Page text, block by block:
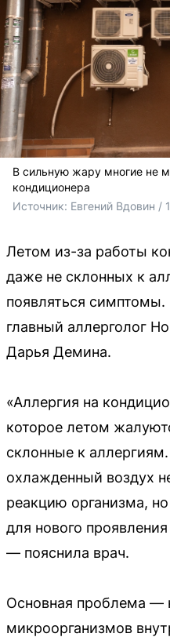
В сильную жару многие не
кондиционера
Источник: Евгений Вдовин /
Летом из-за работы
даже не склонных к
появляться
главный аллерголог
Дарья Демина.
«Аллергия на
которое летом
склонные к
охлажденный воздух
реакцию организма,
для нового
— пояснила врач.
Основная проблема —
микроорганизмов